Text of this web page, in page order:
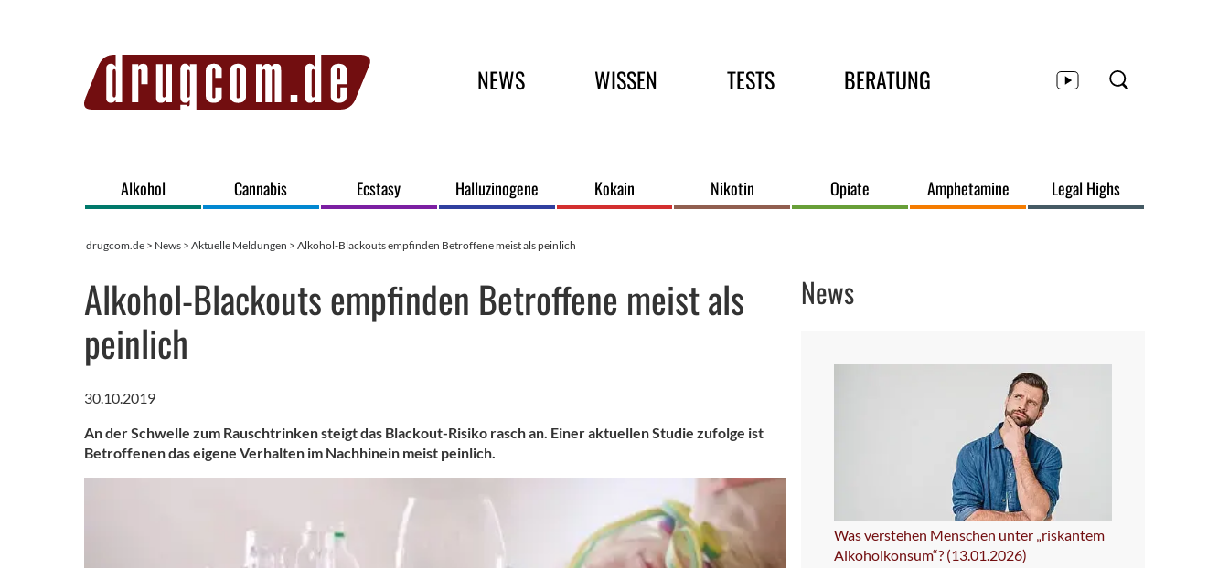
Hauptmenü
NEWS WISSEN TESTS BERATUNG
Alkohol Cannabis Ecstasy Halluzinogene Kokain Nikotin Opiate Amphetamine Legal Highs
drugcom.de > News > Aktuelle Meldungen > Alkohol-Blackouts empfinden Betroffene meist als peinlich
Alkohol-Blackouts empfinden Betroffene meist als
peinlich
30.10.2019
An der Schwelle zum Rauschtrinken steigt das Blackout-Risiko rasch an. Einer aktuellen Studie zufolge ist
Betroffenen das eigene Verhalten im Nachhinein meist peinlich.
News
Was verstehen Menschen unter „riskantem
Alkoholkonsum“? (13.01.2026)